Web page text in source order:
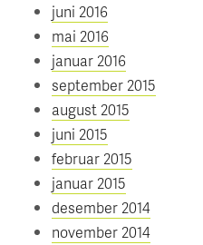
juni 2016
mai 2016
januar 2016
september 2015
august 2015
juni 2015
februar 2015
januar 2015
desember 2014
november 2014